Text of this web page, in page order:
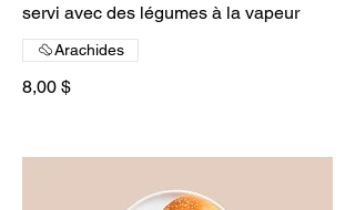
servi avec des légumes à la vapeur
8,00 $
Arachides